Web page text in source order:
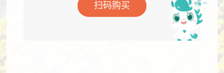
扫码购买